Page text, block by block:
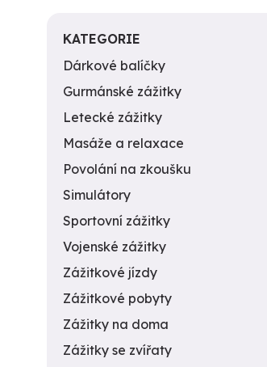
KATEGORIE
Dárkové balíčky
Gurmánské zážitky
Letecké zážitky
Masáže a relaxace
Povolání na zkoušku
Simulátory
Sportovní zážitky
Vojenské zážitky
Zážitkové jízdy
Zážitkové pobyty
Zážitky na doma
Zážitky se zvířaty